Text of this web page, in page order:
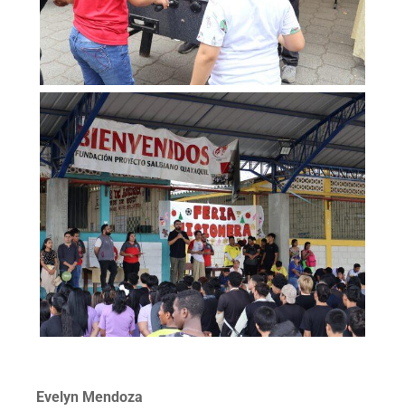
Evelyn Mendoza